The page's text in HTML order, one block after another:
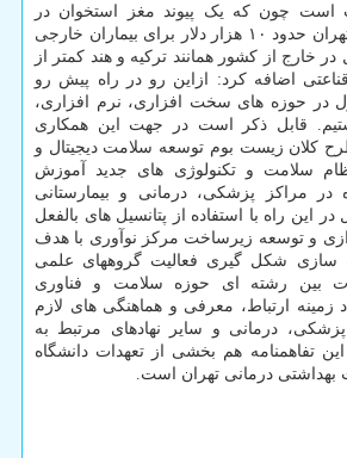
چون که یک پیوند مغز استخوان در
بیمارستان های دولتی تهران حدود ۱۰ هزار دلار برای بیماران خارجی
خارج از کشور همانند ترکیه و هند کمتر از
قناعتی اضافه کرد: ازاین رو در راه پیش رو
در حوزه های سخت افزاری، نرم افزاری،
قابل ذکر است در جهت این همکاری
کلان زیست بوم توسعه سلامت دیجیتال و
سلامت و تکنولوژی های جدید آموزش
در مراکز پزشکی، درمانی و بیمارستانی
این راه با استفاده از پتانسیل های بالفعل
و توسعه زیرساخت مرکز نوآوری با هدف
سازی شکل گیری فعالیت گروههای علمی
بین رشته ای حوزه سلامت و فناوری
زمینه ارتباط، معرفی و هماهنگی های لازم
درمانی و سایر نهادهای مرتبط به
تفاهمنامه هم بخشی از تعهدات دانشگاه
درمانی تهران است.